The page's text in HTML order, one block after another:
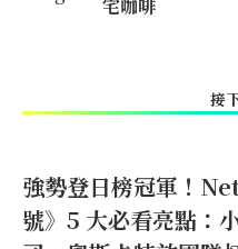
宅咖啡
接
強勢登日榜冠軍！
號》5 大必看亮點：